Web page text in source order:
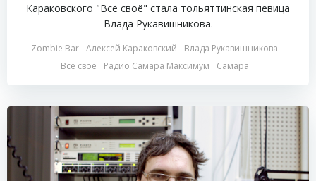
Караковского "Всё своё" стала тольяттинская певица
Влада Рукавишникова.
Zombie Bar Алексей Караковский
Влада Рукавишникова
Всё своё
Радио Самара Максимум Самара